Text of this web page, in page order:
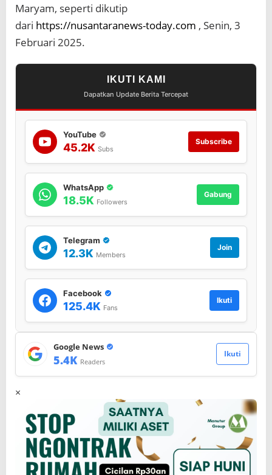
s
a
r
a
n
Maryam, seperti dikutip
dari https://nusantaranews-today.com , Senin, 3
Februari 2025.
IKUTI KAMI
Dapatkan Update Berita Tercepat
YouTube
45.2K Subs
Subscribe
WhatsApp
18.5K Followers
Gabung
Telegram
12.3K Members
Join
Facebook
125.4K Fans
Ikuti
Google News
5.4K Readers
Ikuti
×